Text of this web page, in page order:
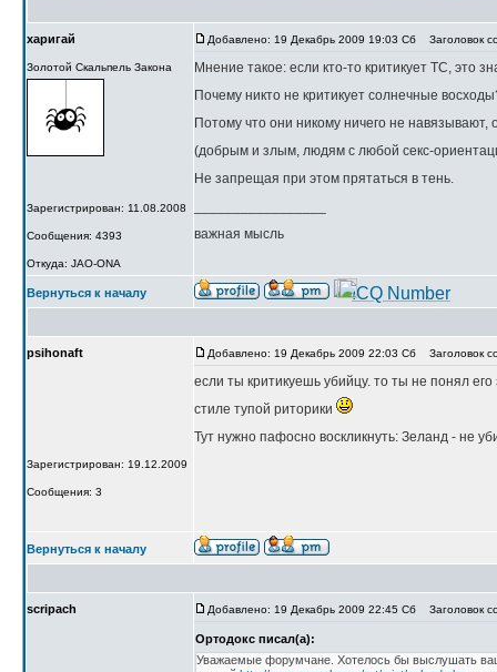
харигай
Золотой Скальпель Закона
Зарегистрирован: 11.08.2008
Сообщения: 4393
Откуда: JAO-ONA
Добавлено: 19 Декабрь 2009 19:03 Сб Заголовок
Мнение такое: если кто-то критикует ТС, это
Почему никто не критикует солнечные
Потому что они никому ничего не навязывают,
(добрым и злым, людям с любой секс-
Не запрещая при этом прятаться в тень.
важная мысль
Вернуться к началу
psihonaft
Зарегистрирован: 19.12.2009
Сообщения: 3
Добавлено: 19 Декабрь 2009 22:03 Сб Заголовок
если ты критикуешь убийцу. то ты не понял
стиле тупой риторики
Тут нужно пафосно воскликнуть: Зеланд - не
Вернуться к началу
scripach Добавлено: 19 Декабрь 2009 22:45 Сб Заголовок
Ортодокс писал(а):
Уважаемые форумчане. Хотелось бы выслушать